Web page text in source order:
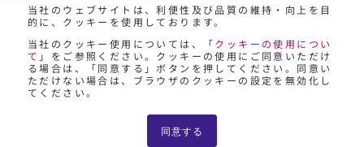
当社のウェブサイトは、利便性及び品質の維持・向上を目
的に、クッキーを使用しております。
当社のクッキー使用については、「 クッキーの使用につい
て 」をご参照ください。クッキーの使用にご同意いただけ
る場合は、「同意する」ボタンを押してください。同意い
ただけない場合は、ブラウザのクッキーの設定を無効化し
てください。
同意する
登録商標について
クッキーの使用について
個人情報保護について